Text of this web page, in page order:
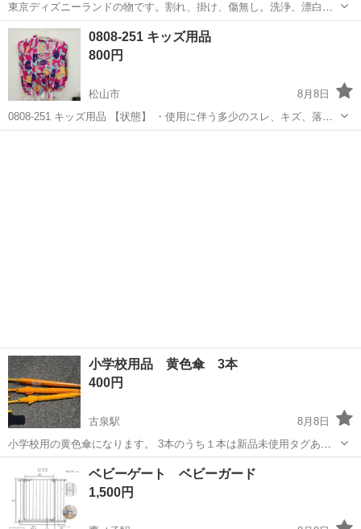
東京ディズニーランドの物です。割れ、掛け、傷無し。洗浄、漂白し
ていますので綺麗 使用しませんので保管中 3N
愛媛 新居浜市 新居浜駅 ベビー用品
0808-251 キッズ用品
800円
松山市
8月8日
0808-251 キッズ用品 【状態】 ・使用に伴う多少のスレ、キズ、落と
しきれない汚れなどございます ・詳細は現地でご確認ください ・お値
小学校用品 黄色傘 3本
400円
古泉駅
8月8日
小学校用の黄色傘になります。 3本のうち１本は新品未使用タグあり
です。 ２本は使用していたもので記名してあるので、了承頂ける方で
お願いします。
古泉駅 キッズ用品 小学校
ベビーゲート ベビーガード
1,500円